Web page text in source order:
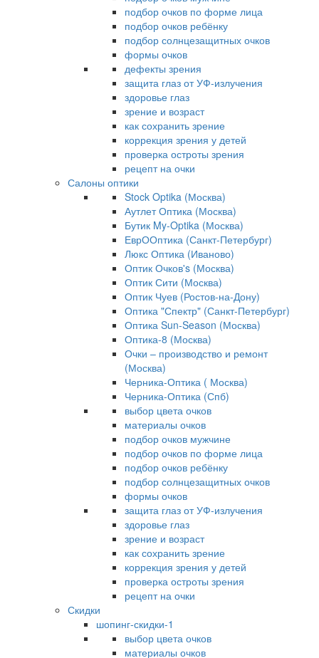
подбор очков по форме лица
подбор очков ребёнку
подбор солнцезащитных очков
формы очков
дефекты зрения
защита глаз от УФ-излучения
здоровье глаз
зрение и возраст
как сохранить зрение
коррекция зрения у детей
проверка остроты зрения
рецепт на очки
Салоны оптики
Stock Optika (Москва)
Аутлет Оптика (Москва)
Бутик My-Optika (Москва)
ЕврООптика (Санкт-Петербург)
Люкс Оптика (Иваново)
Оптик Очков's (Москва)
Оптик Сити (Москва)
Оптик Чуев (Ростов-на-Дону)
Оптика "Спектр" (Санкт-Петербург)
Оптика Sun-Season (Москва)
Оптика-8 (Москва)
Очки – производство и ремонт
(Москва)
Черника-Оптика ( Москва)
Черника-Оптика (Спб)
выбор цвета очков
материалы очков
подбор очков мужчине
подбор очков по форме лица
подбор очков ребёнку
подбор солнцезащитных очков
формы очков
защита глаз от УФ-излучения
здоровье глаз
зрение и возраст
как сохранить зрение
коррекция зрения у детей
проверка остроты зрения
рецепт на очки
Скидки
шопинг-скидки-1
выбор цвета очков
материалы очков